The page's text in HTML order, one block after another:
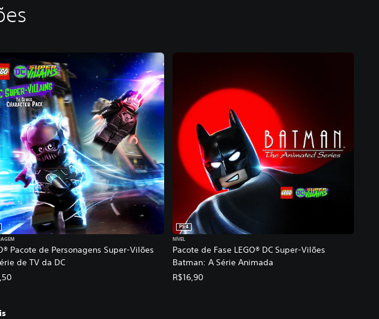
Pacote de Personagens Super-Vilões
de TV da DC
Pacote de Fase LEGO® DC Super-Vilões
Batman: A Série Animada
PS4
NÍVEL
R$16,90